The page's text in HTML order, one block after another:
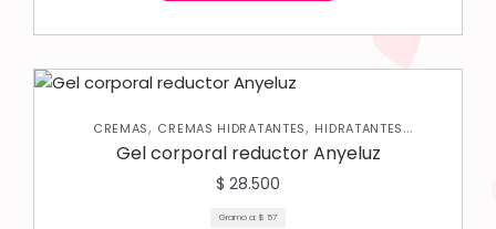
CREMAS, CREMAS HIDRATANTES, HIDRATANTES
CORPORALES, NUEVA COLECCIÓN
Gel corporal reductor Anyeluz
$ 28.500
Gramo a: $ 57